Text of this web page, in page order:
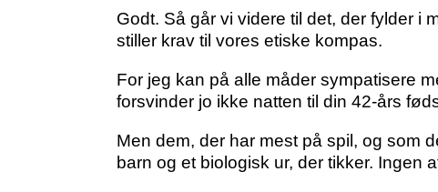
Godt. Så går vi videre til det, der fylder i
stiller krav til vores etiske kompas.
For jeg kan på alle måder sympatisere
forsvinder jo ikke natten til din 42-års
Men dem, der har mest på spil, og som
barn og et biologisk ur, der tikker. Ingen